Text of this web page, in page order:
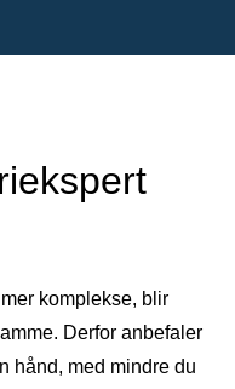
komplekse, blir
Derfor anbefaler
hånd, med mindre du